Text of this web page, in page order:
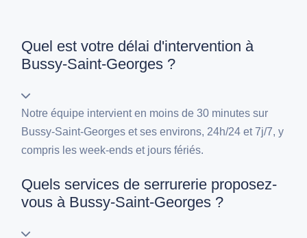
Quel est votre délai d'intervention à
Bussy-Saint-Georges ?
Notre équipe intervient en moins de 30 minutes sur
Bussy-Saint-Georges et ses environs, 24h/24 et 7j/7, y
compris les week-ends et jours fériés.
Quels services de serrurerie proposez-
vous à Bussy-Saint-Georges ?